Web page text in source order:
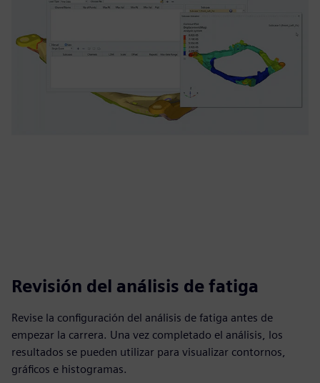
Revisión del análisis de fatiga
Revise la configuración del análisis de fatiga antes de
empezar la carrera. Una vez completado el análisis, los
resultados se pueden utilizar para visualizar contornos,
gráficos e histogramas.